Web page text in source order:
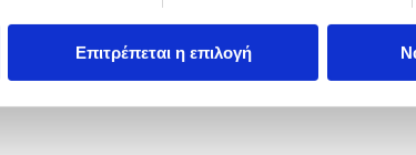
Επιτρέπεται η επιλογή